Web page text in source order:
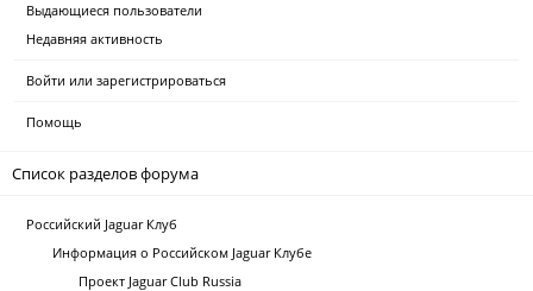
Выдающиеся пользователи
Недавняя активность
Войти или зарегистрироваться
Помощь
Список разделов форума
Российский Jaguar Клуб
Информация о Российском Jaguar Клубе
Проект Jaguar Club Russia